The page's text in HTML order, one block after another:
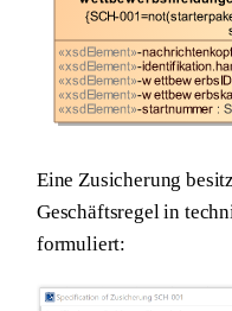
Eine Zusicherung
Geschäftsregel in
formuliert: